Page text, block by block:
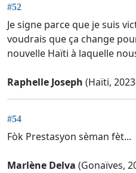
#52
Je signe parce que je suis
voudrais que ça change
nouvelle Haïti à laquelle
Raphelle Joseph (Haïti,
#54
Fòk Prestasyon sèman fèt...
Marlène Delva (Gonaïves,